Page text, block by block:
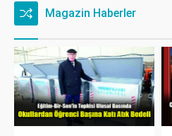
Magazin Haberler